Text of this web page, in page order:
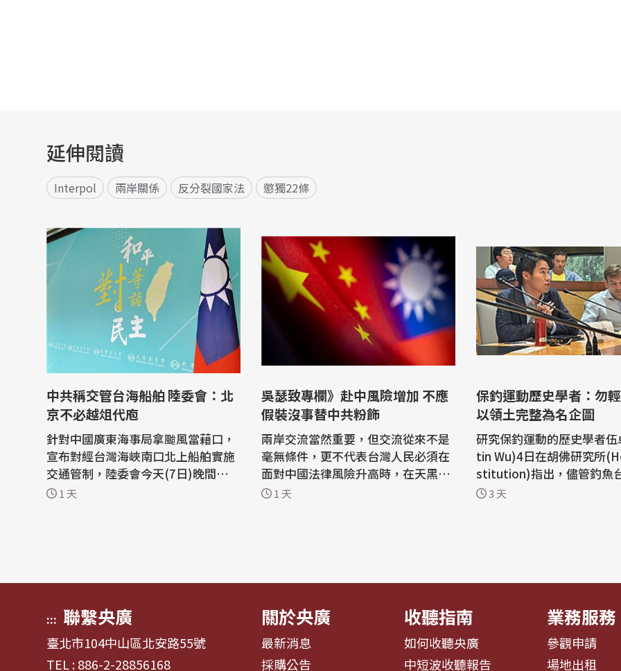
延伸閱讀
Interpol 兩岸關係 反分裂國家法 懲獨22條
中共稱交管台海船舶 陸委會：北
京不必越俎代庖
針對中國廣東海事局拿颱風當藉口，
宣布對經台灣海峽南口北上船舶實施
交通管制，陸委會今天(7日)晚間表
示，中共假借白海豚颱風來襲，聲稱
1 天
吳瑟致專欄》赴中風險增加 不應
假裝沒事替中共粉飾
兩岸交流當然重要，但交流從來不是
毫無條件，更不代表台灣人民必須在
面對中國法律風險升高時，在天黑時
選擇閉眼。當中國持續擴張「國家安
1 天
保釣運動歷史學者：勿
以領土完整為名企圖
研究保釣運動的歷史學者
tin Wu)4日在胡佛研究所
stitution)指出，儘管釣魚
來局勢難以預測，但鑑於
3 天
::: 聯繫央廣
臺北市104中山區北安路55號
TEL : 886-2-28856168
關於央廣
最新消息
採購公告
收聽指南
如何收聽央廣
中短波收聽報告
業務服務
參觀申請
場地出租